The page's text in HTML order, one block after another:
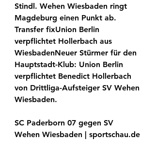
Stindl. Wehen Wiesbaden ringt
Magdeburg einen Punkt ab.
Transfer fixUnion Berlin
verpflichtet Hollerbach aus
WiesbadenNeuer Stürmer für den
Hauptstadt-Klub: Union Berlin
verpflichtet Benedict Hollerbach
von Drittliga-Aufsteiger SV Wehen
Wiesbaden.
SC Paderborn 07 gegen SV
Wehen Wiesbaden | sportschau.de